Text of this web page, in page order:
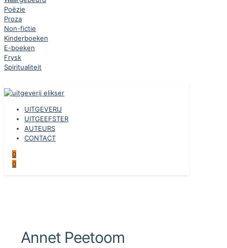
Poëzie
Proza
Non-fictie
Kinderboeken
E-boeken
Frysk
Spiritualiteit
UITGEVERIJ
UITGEEFSTER
AUTEURS
CONTACT
0
0
Annet Peetoom